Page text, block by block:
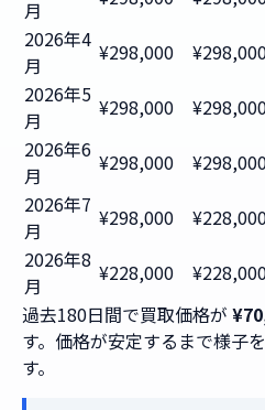
月
2026年4
月
¥298,000
2026年5
月
¥298,000
2026年6
月
¥298,000
2026年7
月
¥298,000
2026年8
月
¥228,000
過去180日間で買取価格が
す。価格が安定するまで様子
す。